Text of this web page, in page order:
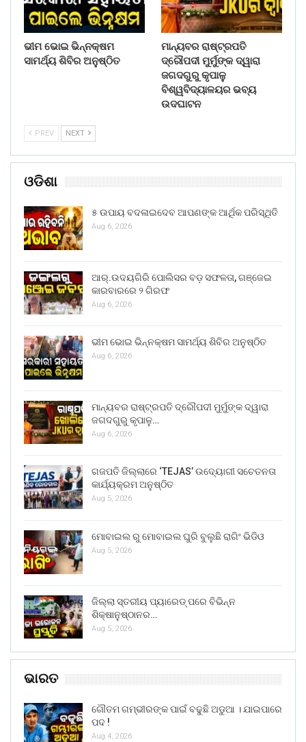
ଭୀମ ଭୋଇ ଭିନ୍ନକ୍ଷମ
ସାମର୍ଥ୍ୟ ଶିବିର ଅନୁଷ୍ଠିତ
ମାନ୍ୟବର ରାଷ୍ଟ୍ରପତି
ଦ୍ରୌପଦୀ ମୁର୍ମୁଙ୍କ ଦ୍ୱାରା
ଜଗଦଗୁରୁ କୃପାଳୁ
ବିଶ୍ୱବିଦ୍ୟାଳୟର ଭବ୍ୟ
ଉଦଘାଟନ
PREV NEXT
ଓଡିଶା
୫ ଉପାୟ ବଦଳାଇଦେବ ଆପଣଙ୍କ ଆର୍ଥିକ ପରିସ୍ଥିତି
Aug 6, 2026
ଆର୍.ଉଦୟଗିରି ପୋଲିସର ବଡ଼ ସଫଳତା, ଗଞ୍ଜେଇ
କାରବାରରେ ୨ ଗିରଫ
Aug 6, 2026
ଭୀମ ଭୋଇ ଭିନ୍ନକ୍ଷମ ସାମର୍ଥ୍ୟ ଶିବିର ଅନୁଷ୍ଠିତ
Aug 6, 2026
ମାନ୍ୟବର ରାଷ୍ଟ୍ରପତି ଦ୍ରୌପଦୀ ମୁର୍ମୁଙ୍କ ଦ୍ୱାରା
ଜଗଦଗୁରୁ କୃପାଳୁ…
Aug 6, 2026
ଗଜପତି ଜିଲ୍ଲାରେ ‘TEJAS’ ଉଦ୍ୟୋଗୀ ସଚେତନତା
କାର୍ଯ୍ୟକ୍ରମ ଅନୁଷ୍ଠିତ
Aug 5, 2026
ମୋବାଇଲ ରୁ ମୋବାଇଲ ଘୁରି ବୁଲୁଛି ରାଗିଂ ଭିଡିଓ
Aug 5, 2026
ଜିଲ୍ଲା ସ୍ତରୀୟ ପ୍ୟାରେଡ୍ ପରେ ବିଭିନ୍ନ
ଶିକ୍ଷାନୁଷ୍ଠାନର…
Aug 5, 2026
ଭାରତ
ଗୌତମ ଗମ୍ଭୀରଙ୍କ ପାଇଁ ବଢୁଛି ଅଡୁଆ । ଯାଇପାରେ
ପଦ !
Aug 4, 2026